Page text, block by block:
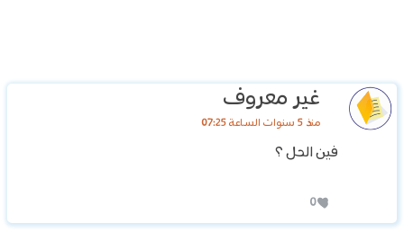
غير معروف
منذ 5 سنوات الساعة 07:25
فين الحل ؟
0